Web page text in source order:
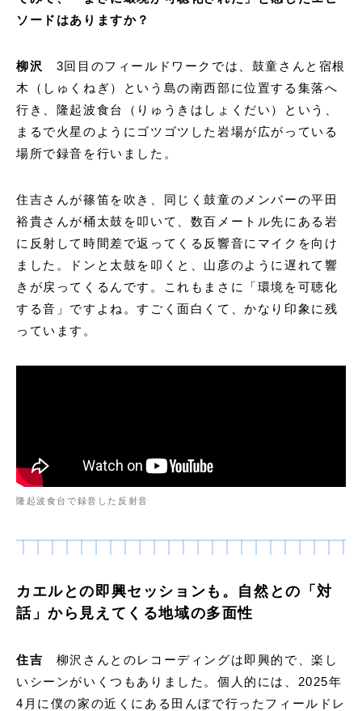
ソードはありますか？
柳沢
3回目のフィールドワークでは、鼓童さんと宿根
木（しゅくねぎ）という島の南西部に位置する集落へ
行き、隆起波食台（りゅうきはしょくだい）という、
まるで火星のようにゴツゴツした岩場が広がっている
場所で録音を行いました。
住吉さんが篠笛を吹き、同じく鼓童のメンバーの平田
裕貴さんが桶太鼓を叩いて、数百メートル先にある岩
に反射して時間差で返ってくる反響音にマイクを向け
ました。ドンと太鼓を叩くと、山彦のように遅れて響
きが戻ってくるんです。これもまさに「環境を可聴化
する音」ですよね。すごく面白くて、かなり印象に残
っています。
隆起波食台で録音した反射音
カエルとの即興セッションも。自然との「対
話」から見えてくる地域の多面性
住吉
柳沢さんとのレコーディングは即興的で、楽し
いシーンがいくつもありました。個人的には、2025年
4月に僕の家の近くにある田んぼで行ったフィールドレ